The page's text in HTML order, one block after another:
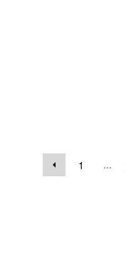
1 ...